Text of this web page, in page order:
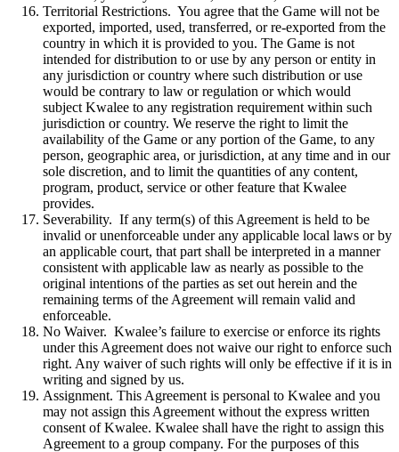
Territorial Restrictions. You agree that the Game will not be
exported, imported, used, transferred, or re-exported from the
country in which it is provided to you. The Game is not
intended for distribution to or use by any person or entity in
any jurisdiction or country where such distribution or use
would be contrary to law or regulation or which would
subject Kwalee to any registration requirement within such
jurisdiction or country. We reserve the right to limit the
availability of the Game or any portion of the Game, to any
person, geographic area, or jurisdiction, at any time and in our
sole discretion, and to limit the quantities of any content,
program, product, service or other feature that Kwalee
provides.
Severability. If any term(s) of this Agreement is held to be
invalid or unenforceable under any applicable local laws or by
an applicable court, that part shall be interpreted in a manner
consistent with applicable law as nearly as possible to the
original intentions of the parties as set out herein and the
remaining terms of the Agreement will remain valid and
enforceable.
No Waiver. Kwalee’s failure to exercise or enforce its rights
under this Agreement does not waive our right to enforce such
right. Any waiver of such rights will only be effective if it is in
writing and signed by us.
Assignment. This Agreement is personal to Kwalee and you
may not assign this Agreement without the express written
consent of Kwalee. Kwalee shall have the right to assign this
Agreement to a group company. For the purposes of this